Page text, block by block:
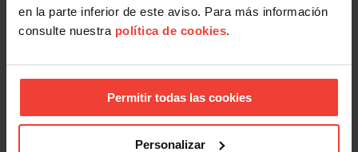
en la parte inferior de este aviso. Para más información
consulte nuestra política de cookies.
Permitir todas las cookies
Personalizar